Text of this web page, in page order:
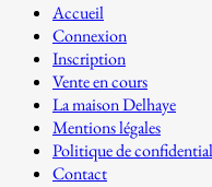
Accueil
Connexion
Inscription
Vente en cours
La maison Delhaye
Mentions légales
Politique de
Contact